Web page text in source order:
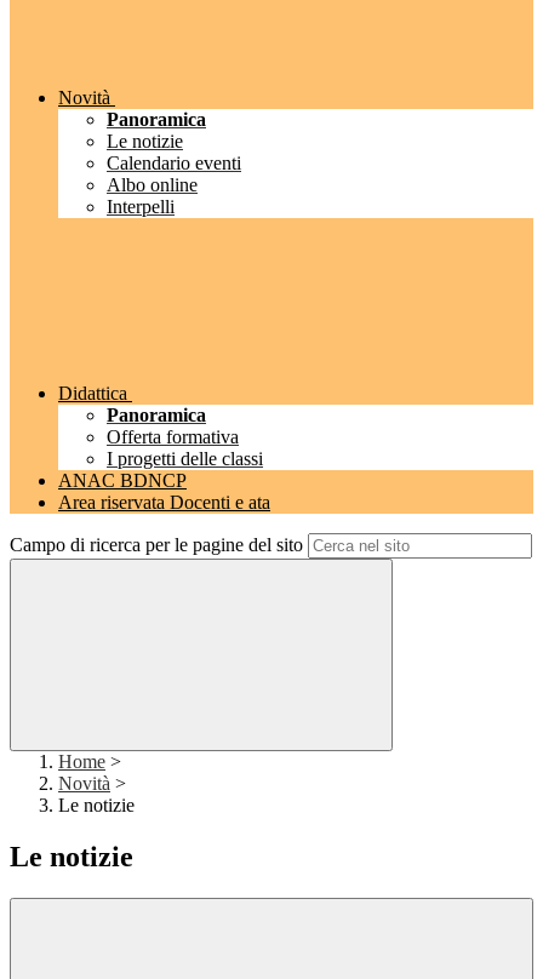
Novità
Panoramica
Le notizie
Calendario eventi
Albo online
Interpelli
Didattica
Panoramica
Offerta formativa
I progetti delle classi
ANAC BDNCP
Area riservata Docenti e ata
Campo di ricerca per le pagine del sito
Home >
Novità >
Le notizie
Le notizie